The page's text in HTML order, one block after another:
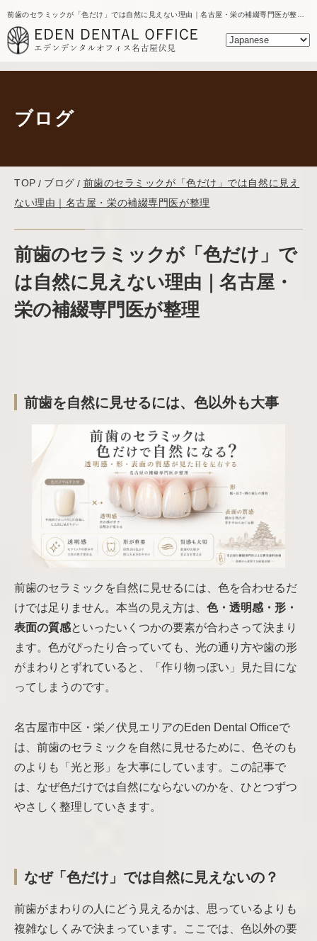
ブログ
TOP ブログ
前歯のセラミックが「色だけ」では自然に見え
ない理由｜名古屋・栄の補綴専門医が整理
前歯のセラミックが「色だけ」で
は自然に見えない理由｜名古屋・
栄の補綴専門医が整理
前歯を自然に見せるには、色以外も大事
前歯のセラミックを自然に見せるには、色を合わせるだ
けでは足りません。本当の見え方は、 色・透明感・形・
表面の質感といったいくつかの要素が合わさって決まり
ます。色がぴったり合っていても、光の通り方や歯の形
がまわりとずれていると、「作り物っぽい」見た目にな
ってしまうのです。
名古屋市中区・栄／伏見エリアのEden Dental Officeで
は、前歯のセラミックを自然に見せるために、色そのも
のよりも「光と形」を大事にしています。この記事で
は、なぜ色だけでは自然にならないのかを、ひとつずつ
やさしく整理していきます。
なぜ「色だけ」では自然に見えないの？
前歯がまわりの人にどう見えるかは、思っているよりも
複雑なしくみで決まっています。ここでは、色以外の要